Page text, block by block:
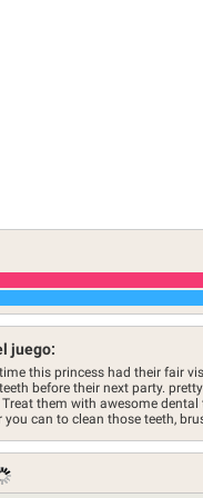
juego:
this princess had their fair
before their next party.
them with awesome
you can to clean those teeth,